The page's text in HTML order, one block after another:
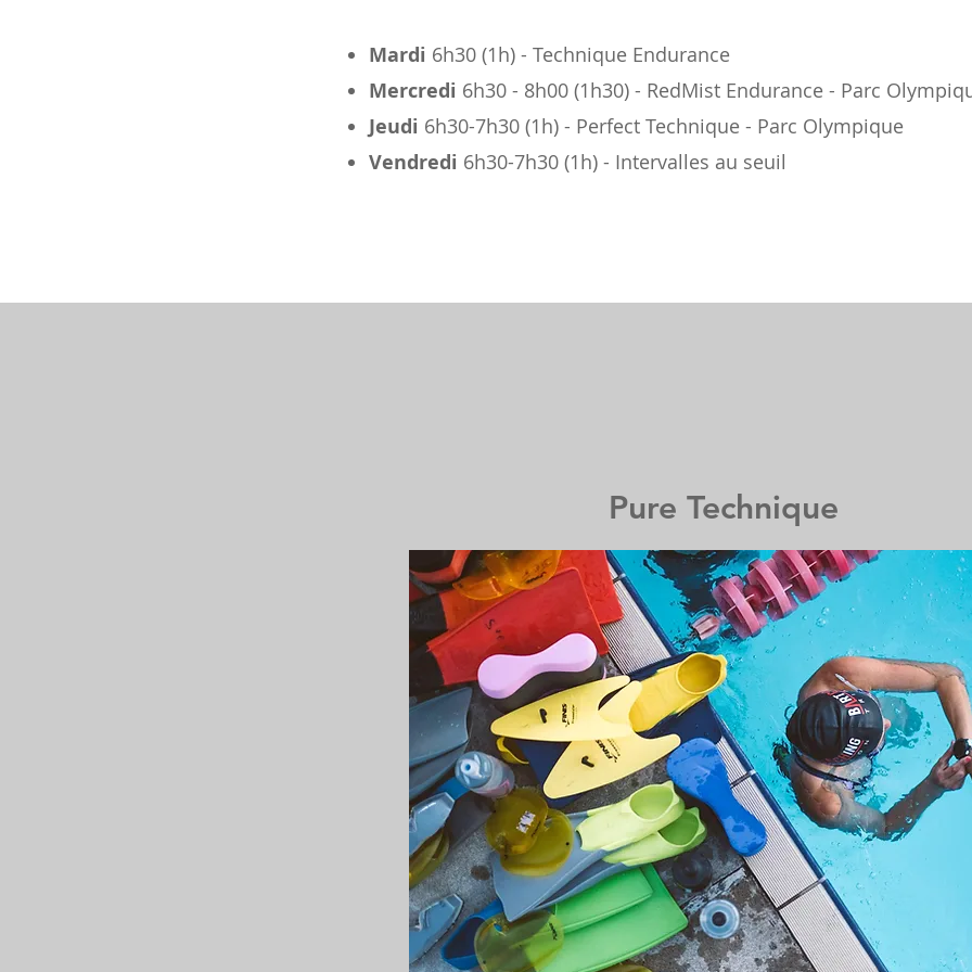
Mardi 6h30 (1h) - Technique Endurance
Mercredi 6h30 - 8h00 (1h30) - RedMist Endurance - Parc
Jeudi 6h30-7h30 (1h) - Perfect Technique - Parc Olympique
Vendredi 6h30-7h30 (1h) - Intervalles au seuil
Pure Technique